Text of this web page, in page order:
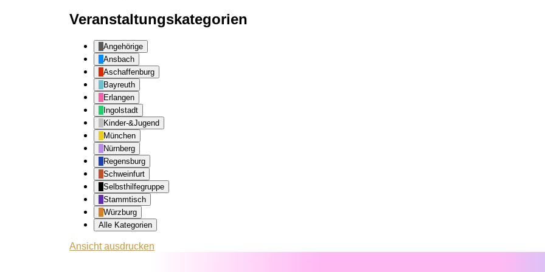
Veranstaltungskategorien
Angehörige
Ansbach
Aschaffenburg
Bayreuth
Erlangen
Ingolstadt
Kinder-&Jugend
München
Nürnberg
Regensburg
Schweinfurt
Selbsthilfegruppe
Stammtisch
Würzburg
Alle Kategorien
Ansichtausdrucken